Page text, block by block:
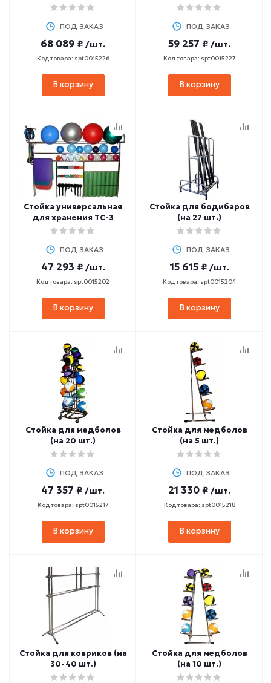
ПОД ЗАКАЗ
68 089 ₽ /шт.
Код товара: spt0015226
В корзину
ПОД ЗАКАЗ
59 257 ₽ /шт.
Код товара: spt0015227
В корзину
Стойка универсальная
для хранения ТС-3
ПОД ЗАКАЗ
47 293 ₽ /шт.
Код товара: spt0015202
В корзину
Стойка для бодибаров
(на 27 шт.)
ПОД ЗАКАЗ
15 615 ₽ /шт.
Код товара: spt0015204
В корзину
Стойка для медболов
(на 20 шт.)
ПОД ЗАКАЗ
47 357 ₽ /шт.
Код товара: spt0015217
В корзину
Стойка для медболов
(на 5 шт.)
ПОД ЗАКАЗ
21 330 ₽ /шт.
Код товара: spt0015218
В корзину
Стойка для ковриков (на
30-40 шт.)
Стойка для медболов
(на 10 шт.)